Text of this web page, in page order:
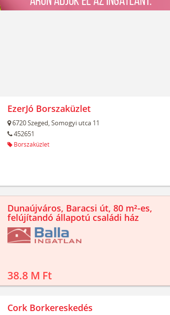
EzerJó Borszaküzlet
6720Szeged,Somogyi utca 11
452651
Borszaküzlet
Dunaújváros, Baracsi út, 80 m²-es,
felújítandó állapotú családi ház
38.8 M Ft
Cork Borkereskedés